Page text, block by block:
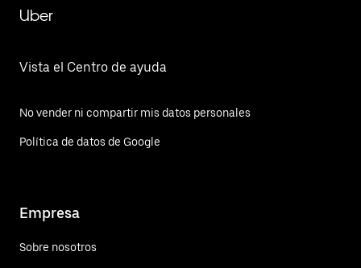
Uber
Vista el Centro de ayuda
No vender ni compartir mis datos personales
Política de datos de Google
Empresa
Sobre nosotros